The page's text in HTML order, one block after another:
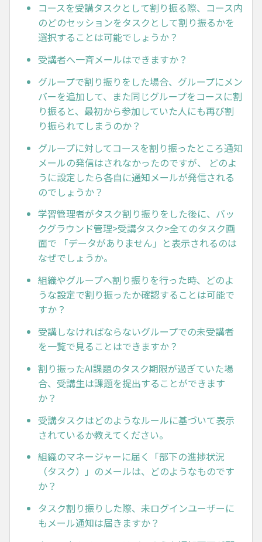
コースを受講タスクとして割り振る際、コース内
のどのセッションをタスクとして割り振るかを
選択することは可能でしょうか？
受講者へ一斉メールはできますか？
グループで割り振りをした場合、グループにメン
バーを追加して、また同じグループをコースに割
り振ると、最初から参加していた人にも再び割
り振られてしまうのか？
グループに対してコースを割り振ったところ通知
メールの発信はされなかったのですが、 どのよ
うに設定したら各自に通知メールが発信される
のでしょうか？
学習管理者がタスク割り振りをした後に、バッ
クグラウンド管理>受講タスク>全てのタスク画
面で 「データがありません」と表示されるのは
なぜでしょうか。
組織やグループへ割り振りを行った時、どのよ
うな設定で割り振ったか確認することは可能で
すか？
受講しなければならないグループでの未受講者
を一覧で見ることはできますか？
割り振ったAI課題のタスク期限が過ぎていた場
合、受講生は課題を提出することができます
か？
受講タスクはどのようなルールに基づいて表示
されているか教えてください。
組織のマネージャーに届く「部下の進捗状況
（タスク）」のメールは、どのようなものです
か？
タスク割り振りした際、未ログインユーザーに
もメール通知は届きますか？